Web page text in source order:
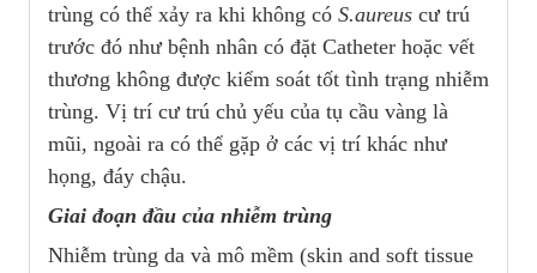
trùng có thể xảy ra khi không có S.aureus cư trú
trước đó như bệnh nhân có đặt Catheter hoặc vết
thương không được kiểm soát tốt tình trạng nhiễm
trùng. Vị trí cư trú chủ yếu của tụ cầu vàng là
mũi, ngoài ra có thể gặp ở các vị trí khác như
họng, đáy chậu.
Giai đoạn đầu của nhiễm trùng
Nhiễm trùng da và mô mềm (skin and soft tissue